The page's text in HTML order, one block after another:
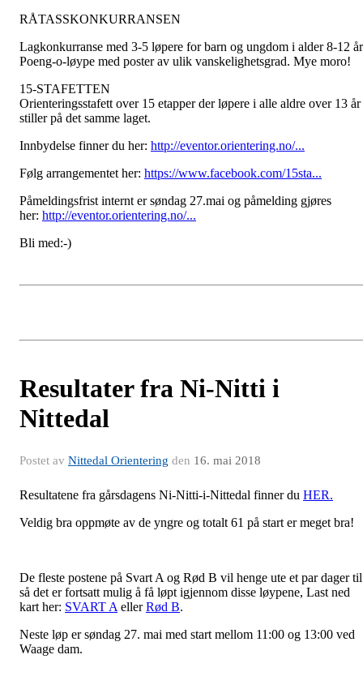
RÅTASSKONKURRANSEN
Lagkonkurranse med 3-5 løpere for barn og ungdom i alder 8-12
Poeng-o-løype med poster av ulik vanskelighetsgrad. Mye moro!
15-STAFETTEN
Orienteringsstafett over 15 etapper der løpere i alle aldre over 13 år
stiller på det samme laget.
Innbydelse finner du her: http://eventor.orientering.no/...
Følg arrangementet her: https://www.facebook.com/15sta...
Påmeldingsfrist internt er søndag 27.mai og påmelding gjøres
her: http://eventor.orientering.no/...
Bli med:-)
Resultater fra Ni-Nitti i
Nittedal
Postet av Nittedal Orientering den 16. mai 2018
Resultatene fra gårsdagens Ni-Nitti-i-Nittedal finner du HER.
Veldig bra oppmøte av de yngre og totalt 61 på start er meget bra!
De fleste postene på Svart A og Rød B vil henge ute et par dager til
så det er fortsatt mulig å få løpt igjennom disse løypene, Last ned
kart her: SVART AellerRød B.
Neste løp er søndag 27. mai med start mellom 11:00 og 13:00 ved
Waage dam.